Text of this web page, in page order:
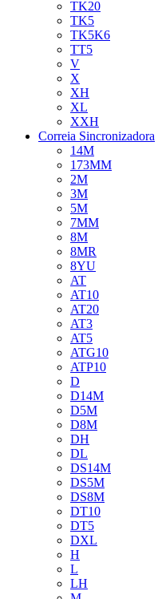
TK20
TK5
TK5K6
TT5
V
X
XH
XL
XXH
Correia Sincronizadora
14M
173MM
2M
3M
5M
7MM
8M
8MR
8YU
AT
AT10
AT20
AT3
AT5
ATG10
ATP10
D
D14M
D5M
D8M
DH
DL
DS14M
DS5M
DS8M
DT10
DT5
DXL
H
L
LH